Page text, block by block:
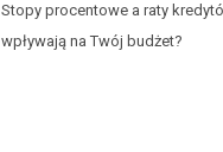
Stopy procentowe a raty
wpływają na Twój budżet?